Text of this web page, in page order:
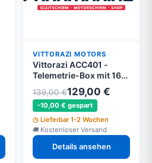
VITTORAZI MOTORS
Vittorazi ACC401 -
Telemetrie-Box mit 16
GB microSD - Moster
185 EFI
139,00 €129,00 €
-10,00 € gespart
Lieferbar 1-2 Wochen
Kostenloser Versand
Details ansehen